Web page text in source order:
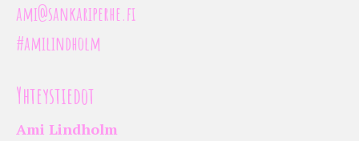
ami@sankariperhe.fi
#amilindholm
Yhteystiedot
Ami Lindholm